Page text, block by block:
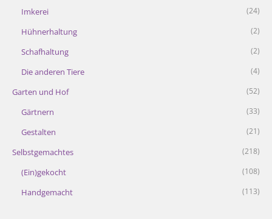
Imkerei (24)
Hühnerhaltung (2)
Schafhaltung (2)
Die anderen Tiere (4)
Garten und Hof (52)
Gärtnern (33)
Gestalten (21)
Selbstgemachtes (218)
(Ein)gekocht (108)
Handgemacht (113)